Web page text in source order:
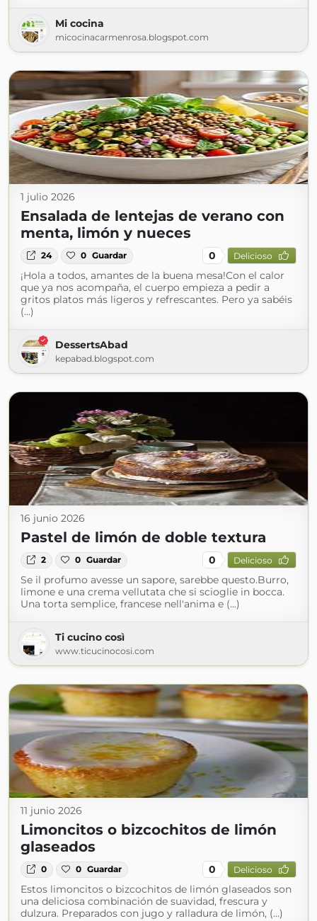
Mi cocina
micocinacarmenrosa.blogspot.com
1 julio 2026
Ensalada de lentejas de verano con
menta, limón y nueces
24 0 Guardar 0 Delicioso
¡Hola a todos, amantes de la buena mesa!Con el calor
que ya nos acompaña, el cuerpo empieza a pedir a
gritos platos más ligeros y refrescantes. Pero ya sabéis
(...)
DessertsAbad
kepabad.blogspot.com
16 junio 2026
Pastel de limón de doble textura
2 0 Guardar 0 Delicioso
Se il profumo avesse un sapore, sarebbe questo.Burro,
limone e una crema vellutata che si scioglie in bocca.
Una torta semplice, francese nell'anima e (...)
Ti cucino così
www.ticucinocosi.com
11 junio 2026
Limoncitos o bizcochitos de limón
glaseados
0 0 Guardar 0 Delicioso
Estos limoncitos o bizcochitos de limón glaseados son
una deliciosa combinación de suavidad, frescura y
dulzura. Preparados con jugo y ralladura de limón, (...)